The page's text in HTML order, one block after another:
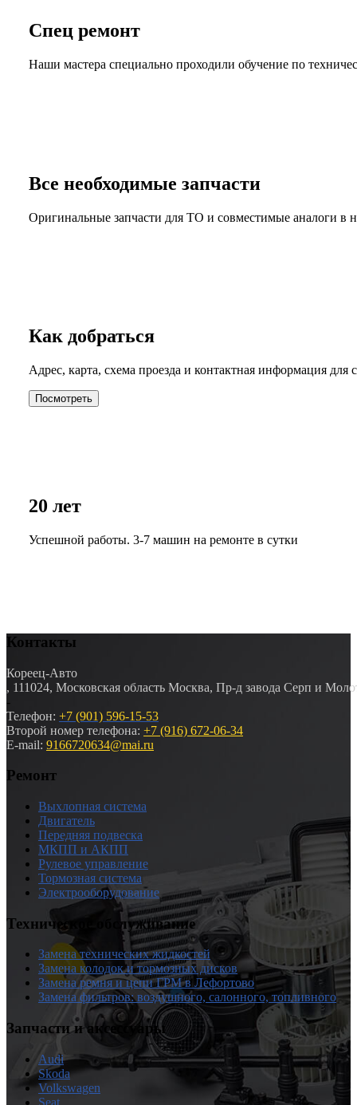
Спец ремонт
Наши мастера специально проходили обучение по
Все необходимые запчасти
Оригинальные запчасти для ТО и совместимые аналоги в
Как добраться
Адрес, карта, схема проезда и контактная информация для
Посмотреть
20 лет
Успешной работы. 3-7 машин на ремонте в сутки
Контакты
Кореец-Авто
, 111024, Московская область Москва, Пр-д завода Серп и
-
Телефон: +7 (901) 596-15-53
Второй номер телефона: +7 (916) 672-06-34
E-mail: 9166720634@mai.ru
Ремонт
Выхлопная система
Двигатель
Передняя подвеска
МКПП и АКПП
Рулевое управление
Тормозная система
Электрооборудование
Техническое обслуживание
Замена технических жидкостей
Замена колодок и тормозных дисков
Замена ремня и цепи ГРМ в Лефортово
Замена фильтров: воздушного, салонного, топливного
Запчасти и аксессуары
Audi
Skoda
Volkswagen
Seat